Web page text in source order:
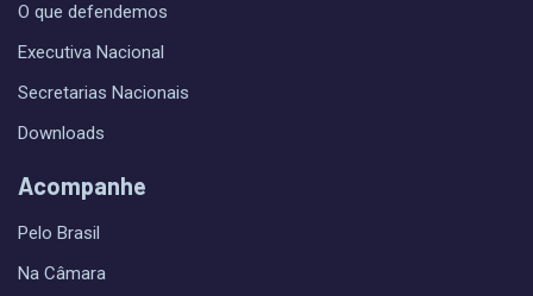
O que defendemos
Executiva Nacional
Secretarias Nacionais
Downloads
Acompanhe
Pelo Brasil
Na Câmara